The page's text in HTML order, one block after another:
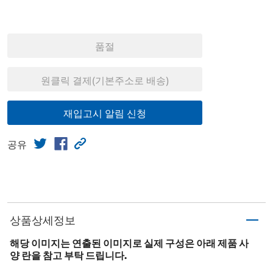
품절
원클릭 결제(기본주소로 배송)
재입고시 알림 신청
공유
상품상세정보
해당 이미지는 연출된 이미지로 실제 구성은 아래 제품 사
양 란을 참고 부탁 드립니다.